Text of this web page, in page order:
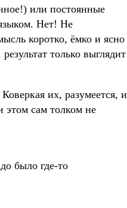
или постоянные
Нет! Не
коротко, ёмко и ясно
только выглядит
их, разумеется, и
этом сам толком не
было где-то